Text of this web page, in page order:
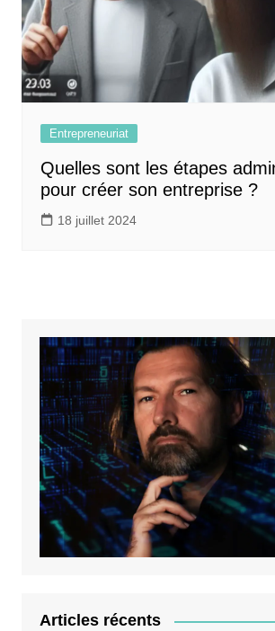
Entrepreneuriat
Quelles sont les étapes
pour créer son entreprise ?
18 juillet 2024
Articles récents